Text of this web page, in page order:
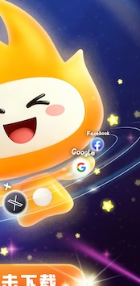
支持
支持 反对 [0]
加速器
旋风加速器
海鸥加速器
器